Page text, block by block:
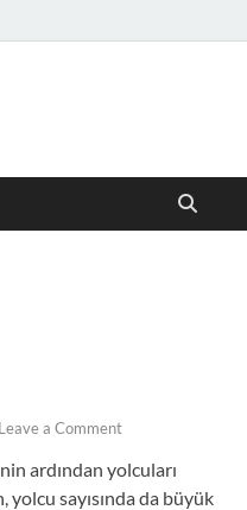
Kulübü –
En Güncel
Leave a Comment
ardından yolcuları
sayısında da büyük